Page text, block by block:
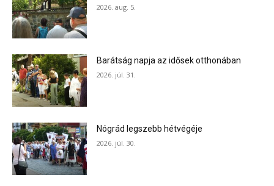
2026. aug. 5.
Barátság napja az idősek otthonában
2026. júl. 31.
Nógrád legszebb hétvégéje
2026. júl. 30.